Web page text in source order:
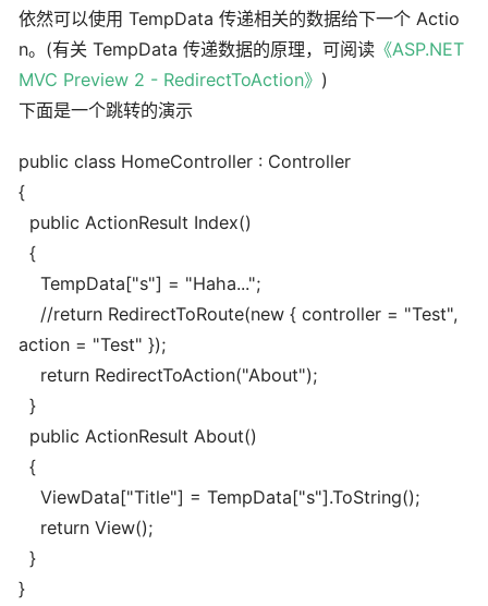
依然可以使用 TempData 传递相关的数据给下一个 Actio
n。(有关 TempData 传递数据的原理，可阅读 《ASP.NET
MVC Preview 2 - RedirectToAction》 )
下面是一个跳转的演示
public class HomeController : Controller
{
public ActionResult Index()
{
TempData["s"] = "Haha...";
//return RedirectToRoute(new { controller = "Test",
action = "Test" });
return RedirectToAction("About");
}
public ActionResult About()
{
ViewData["Title"] = TempData["s"].ToString();
return View();
}
}